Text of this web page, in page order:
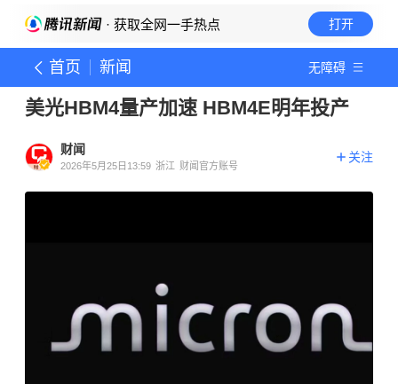
· 获取全网一手热点 打开
首页 新闻 无障碍
美光HBM4量产加速 HBM4E明年投产
财闻
2026年5月25日13:59 浙江 财闻官方账号
关注